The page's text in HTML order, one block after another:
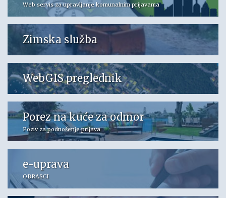
Web servis za upravljanje komunalnim prijavama
Zimska služba
WebGIS preglednik
Porez na kuće za odmor
Poziv za podnošenje prijava
e-uprava
OBRASCI